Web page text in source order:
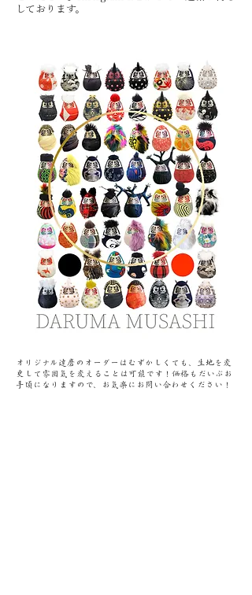
しております。
オリジナル達磨のオーダーはむずかしくても、生地を変
更して雰囲気を変えることは可能です！価格もだいぶお
手頃になりますので、お気楽にお問い合わせください！